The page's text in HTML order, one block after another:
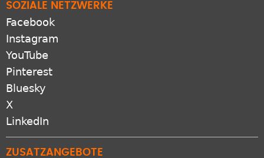
SOZIALE NETZWERKE
Facebook
Instagram
YouTube
Pinterest
Bluesky
X
LinkedIn
ZUSATZANGEBOTE